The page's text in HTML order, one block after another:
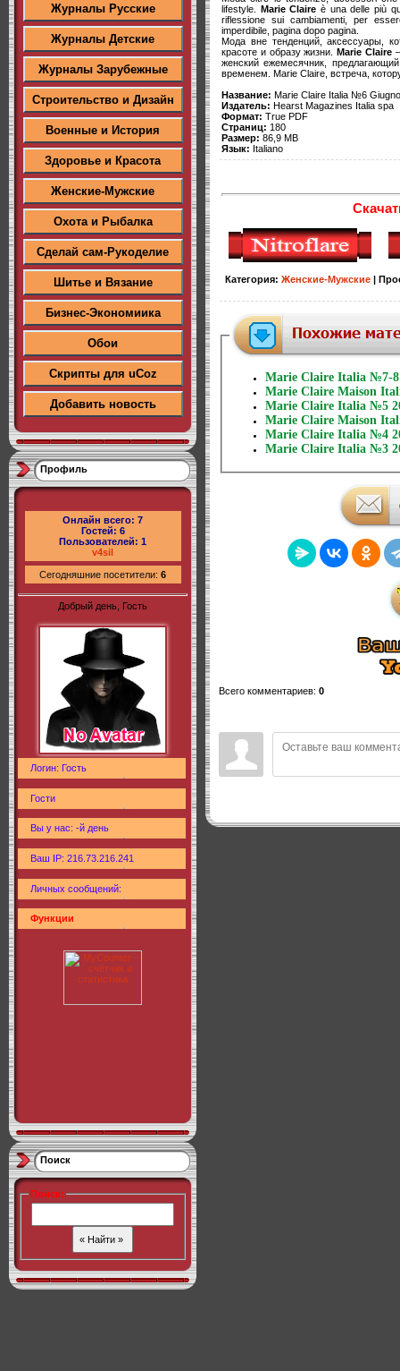
Журналы Русские
Журналы Детские
Журналы Зарубежные
Строительство и Дизайн
Военные и История
Здоровье и Красота
Женские-Мужские
Охота и Рыбалка
Сделай сам-Рукоделие
Шитье и Вязание
Бизнес-Экономиика
Обои
Скрипты для uCoz
Добавить новость
Профиль
Онлайн всего: 7
Гостей: 6
Пользователей: 1
v4sil
Сегодняшние посетители: 6
Добрый день, Гость
Логин: Гость
Гости
Вы у нас: -й день
Ваш IP: 216.73.216.241
Личных сообщений:
Функции
Поиск
Поиск:
lifestyle. Marie Claire è una delle più
riflessione sui cambiamenti, per
imperdibile, pagina dopo pagina.
Мода вне тенденций, аксессуары,
красоте и образу жизни. Marie Claire—
женский ежемесячник,
временем. Marie Claire, встреча,
Название: Marie Claire Italia №6
Издатель: Hearst Magazines Italia spa
Формат: True PDF
Страниц: 180
Размер: 86,9 MB
Язык: Italiano
Категория: Женские-Мужские
Marie Claire Italia №7-8
Marie Claire Maison
Marie Claire Italia №5
Marie Claire Maison
Marie Claire Italia №4
Marie Claire Italia №3
Всего комментариев: 0